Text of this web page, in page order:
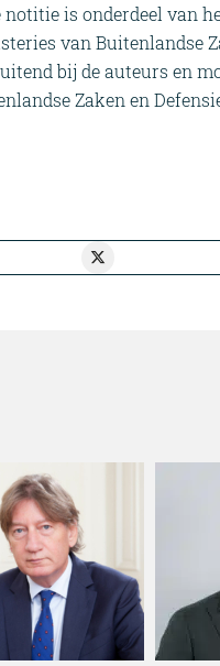
notitie is onderdeel van
van Buitenlandse
bij de auteurs en
Zaken en